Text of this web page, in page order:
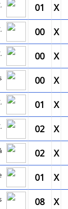
01 X
00 X
00 X
00 X
01 X
02 X
02 X
01 X
08 X